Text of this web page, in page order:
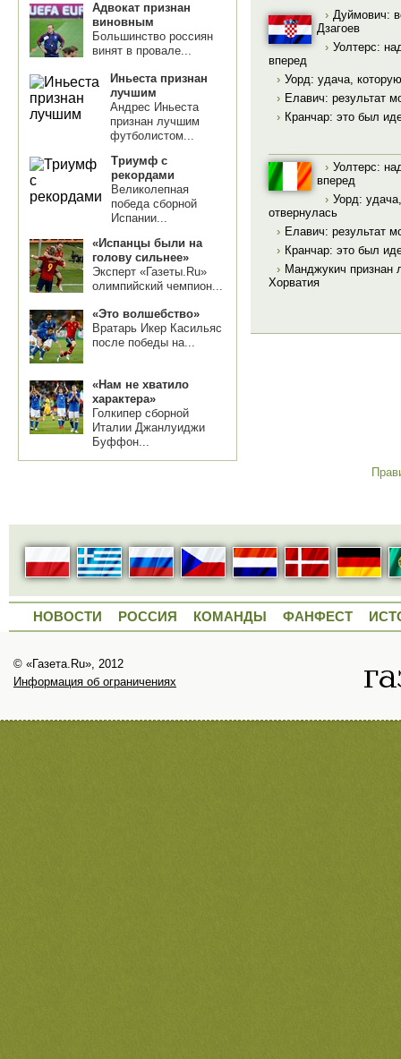
Адвокат признан
виновным
Большинство россиян
винят в провале...
Иньеста признан
лучшим
Андрес Иньеста
признан лучшим
футболистом...
Триумф с
рекордами
Великолепная
победа сборной
Испании...
«Испанцы были на
голову сильнее»
Эксперт «Газеты.Ru»
олимпийский чемпион...
«Это волшебство»
Вратарь Икер Касильяс
после победы на...
«Нам не хватило
характера»
Голкипер сборной
Италии Джанлуиджи
Буффон...
› Дуймович:
Дзагоев
› Уолтерс:
вперед
› Уорд: удача,
› Елавич: результат
› Кранчар: это был
› Уолтерс:
вперед
› Уорд:
отвернулась
› Елавич: результат
› Кранчар: это был
› Манджукич признан
Хорватия
НОВОСТИ РОССИЯ КОМАНДЫ ФАНФЕСТ
© «Газета.Ru», 2012
Информация об ограничениях